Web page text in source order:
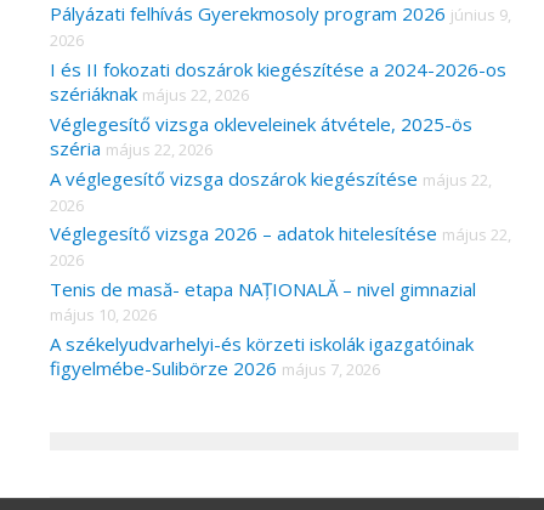
Pályázati felhívás Gyerekmosoly program 2026 június 9,
2026
I és II fokozati doszárok kiegészítése a 2024-2026-os
szériáknak május 22, 2026
Véglegesítő vizsga okleveleinek átvétele, 2025-ös
széria május 22, 2026
A véglegesítő vizsga doszárok kiegészítése május 22,
2026
Véglegesítő vizsga 2026 – adatok hitelesítése május 22,
2026
Tenis de masă- etapa NAȚIONALĂ – nivel gimnazial
május 10, 2026
A székelyudvarhelyi-és körzeti iskolák igazgatóinak
figyelmébe-Sulibörze 2026 május 7, 2026